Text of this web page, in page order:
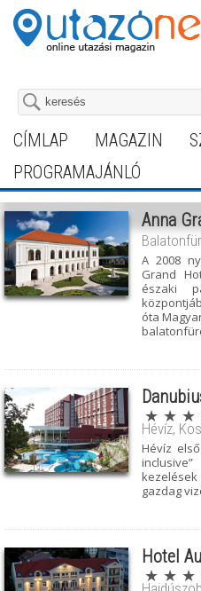
CÍMLAP MAGAZIN
PROGRAMAJÁNLÓ
Anna
A 2008
Grand
északi
óta
★ ★ ★
Hévíz,
Hévíz
gazdag
Hotel
★ ★ ★